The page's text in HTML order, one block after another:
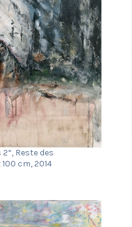
Reste des
cm, 2014